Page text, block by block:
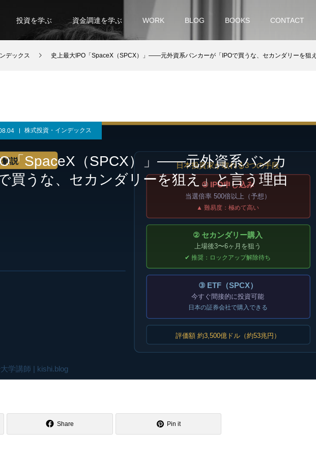
投資を学ぶ 資金調達を学ぶ WORK BLOG BOOKS CONTACT
デックス 史上最大IPO「SpaceX（SPCX）」——元外資系バンカーが「IPOで買うな、セカンダリーを狙え」と言う理由
株式投資・インデックス
「SpaceX（SPCX）」——元外資系バンカ
買うな、セカンダリーを狙え」と言う理由
Share Pin it